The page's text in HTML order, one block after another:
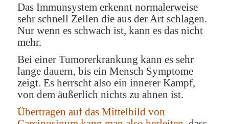
Das Immunsystem erkennt normalerweise
sehr schnell Zellen die aus der Art schlagen.
Nur wenn es schwach ist, kann es das nicht
mehr.
Bei einer Tumorerkrankung kann es sehr
lange dauern, bis ein Mensch Symptome
zeigt. Es herrscht also ein innerer Kampf,
von dem äußerlich nichts zu ahnen ist.
Übertragen auf das Mittelbild von